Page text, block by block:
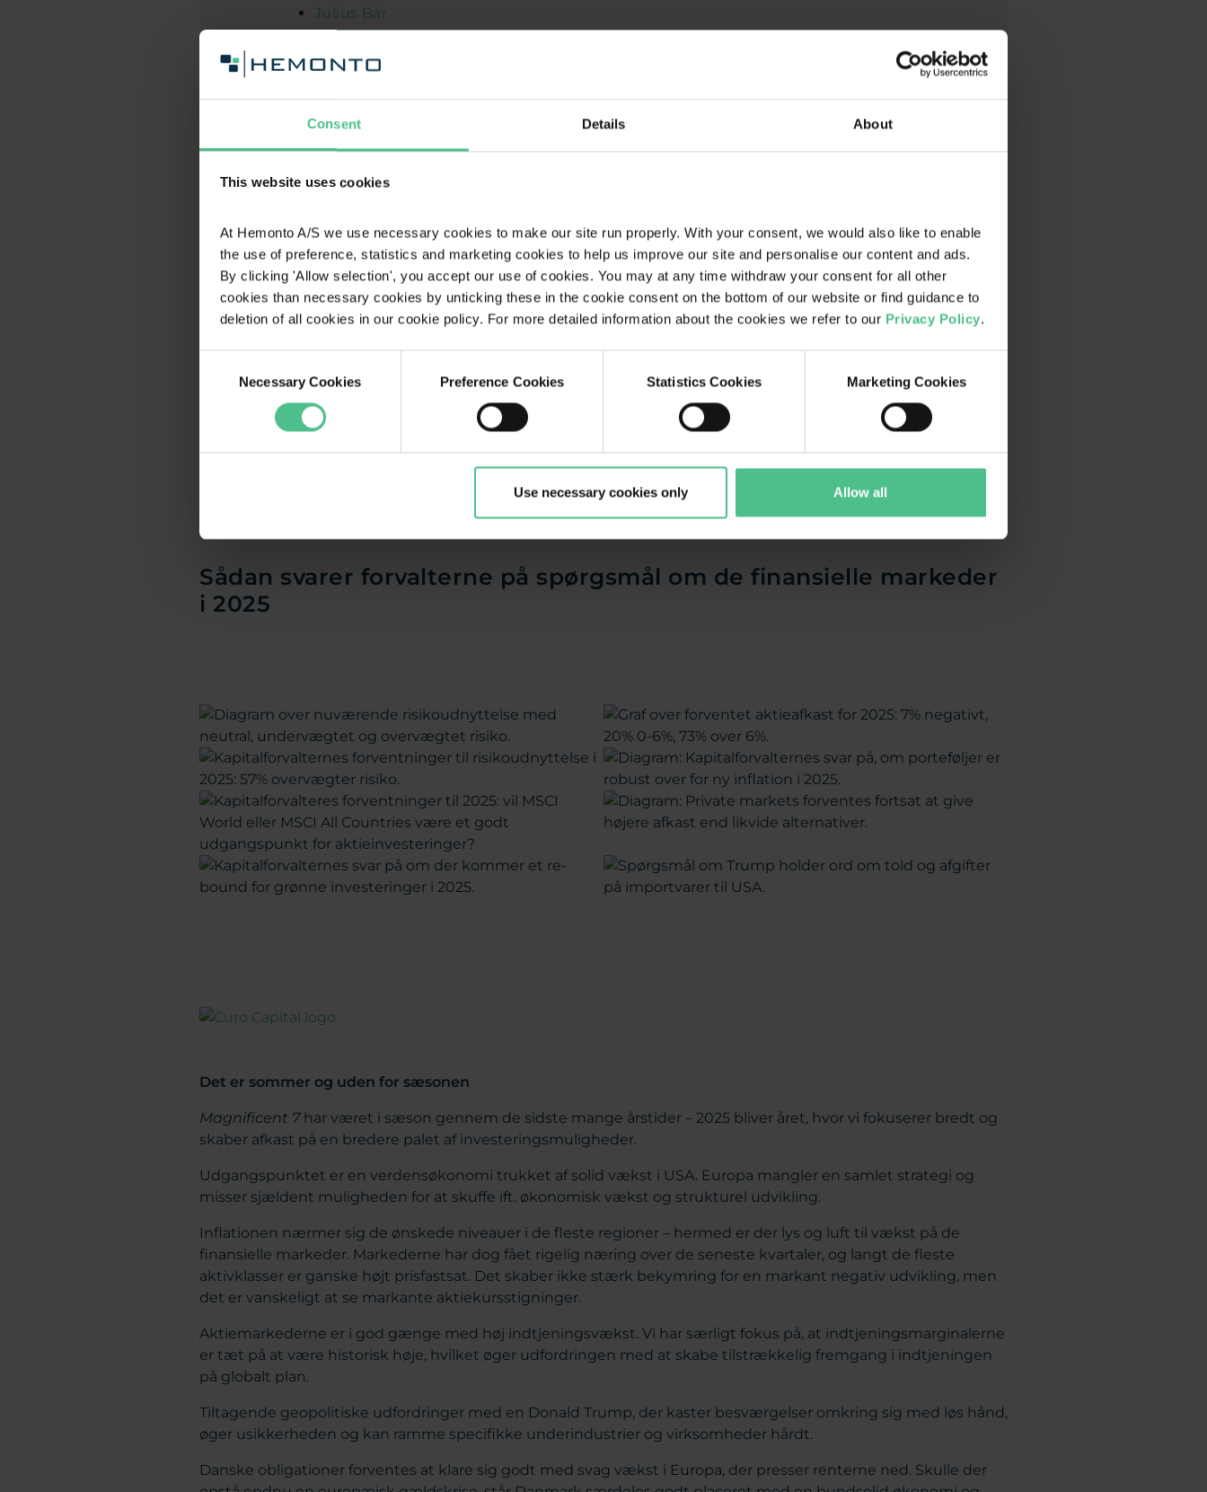
Consent Details About
This website uses cookies
At Hemonto A/S we use necessary cookies to make our site run properly. With your consent, we would also like to enable
the use of preference, statistics and marketing cookies to help us improve our site and personalise our content and ads.
By clicking 'Allow selection', you accept our use of cookies. You may at any time withdraw your consent for all other
cookies than necessary cookies by unticking these in the cookie consent on the bottom of our website or find guidance to
deletion of all cookies in our cookie policy. For more detailed information about the cookies we refer to our Privacy Policy.
SelectionNecessary Cookies Preference Cookies Statistics Cookies Marketing Cookies
Use necessary cookies only Allow all
Julius Bär
Nuveen
Nykredit
Othania
SEB
Secure Spectrum
Storebrand
Sydbank
Symmetry
UBS
Sådan svarer forvalterne på spørgsmål om de finansielle markeder
i 2025
Det er sommer og uden for sæsonen
Magnificent 7har været i sæson gennem de sidste mange årstider – 2025 bliver året, hvor vi fokuserer bredt og
skaber afkast på en bredere palet af investeringsmuligheder.
Udgangspunktet er en verdensøkonomi trukket af solid vækst i USA. Europa mangler en samlet strategi og
misser sjældent muligheden for at skuffe ift. økonomisk vækst og strukturel udvikling.
Inflationen nærmer sig de ønskede niveauer i de fleste regioner – hermed er der lys og luft til vækst på de
finansielle markeder. Markederne har dog fået rigelig næring over de seneste kvartaler, og langt de fleste
aktivklasser er ganske højt prisfastsat. Det skaber ikke stærk bekymring for en markant negativ udvikling, men
det er vanskeligt at se markante aktiekursstigninger.
Aktiemarkederne er i god gænge med høj indtjeningsvækst. Vi har særligt fokus på, at indtjeningsmarginalerne
er tæt på at være historisk høje, hvilket øger udfordringen med at skabe tilstrækkelig fremgang i indtjeningen
på globalt plan.
Tiltagende geopolitiske udfordringer med en Donald Trump, der kaster besværgelser omkring sig med løs hånd,
øger usikkerheden og kan ramme specifikke underindustrier og virksomheder hårdt.
Danske obligationer forventes at klare sig godt med svag vækst i Europa, der presser renterne ned. Skulle der